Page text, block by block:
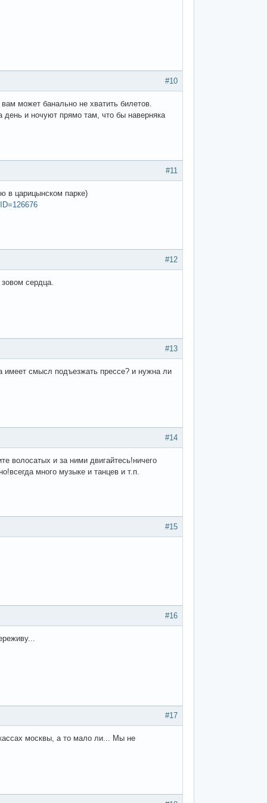
#10
может банально не хватить билетов.
день и ночуют прямо там, что бы наверняка
#11
в царицынском парке)
#12
сердца.
#13
имеет смысл подъезжать прессе? и нужна ли
#14
волосатых и за ними двигайтесь!ничего
много музыке и танцев и т.п.
#15
#16
#17
москвы, а то мало ли... Мы не